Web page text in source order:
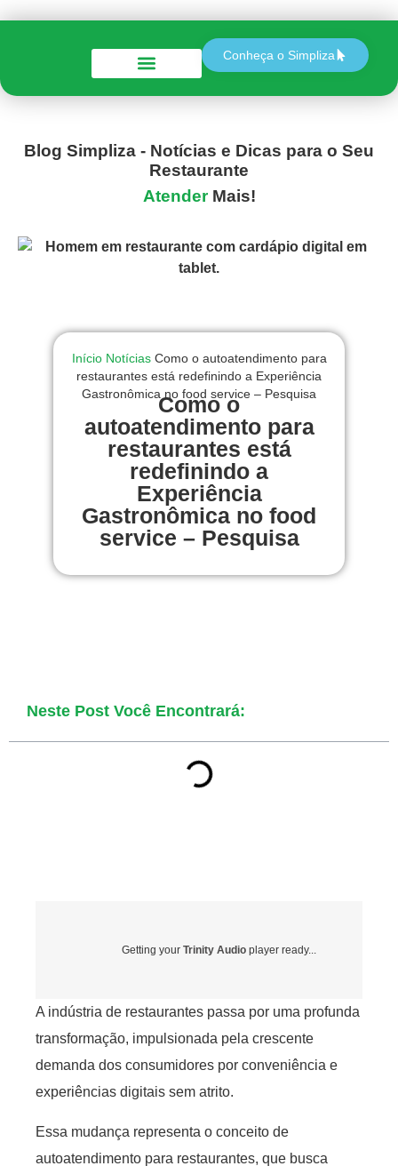
Conheça o Simpliza
Blog Simpliza - Notícias e Dicas para o Seu
Restaurante
Atender Mais!
Início Notícias Como o autoatendimento para
restaurantes está redefinindo a Experiência
Gastronômica no food service – Pesquisa
Como o
autoatendimento para
restaurantes está
redefinindo a
Experiência
Gastronômica no food
service – Pesquisa
Neste Post Você Encontrará:
Getting your Trinity Audio player ready...
A indústria de restaurantes passa por uma profunda
transformação, impulsionada pela crescente
demanda dos consumidores por conveniência e
experiências digitais sem atrito.
Essa mudança representa o conceito de
autoatendimento para restaurantes, que busca